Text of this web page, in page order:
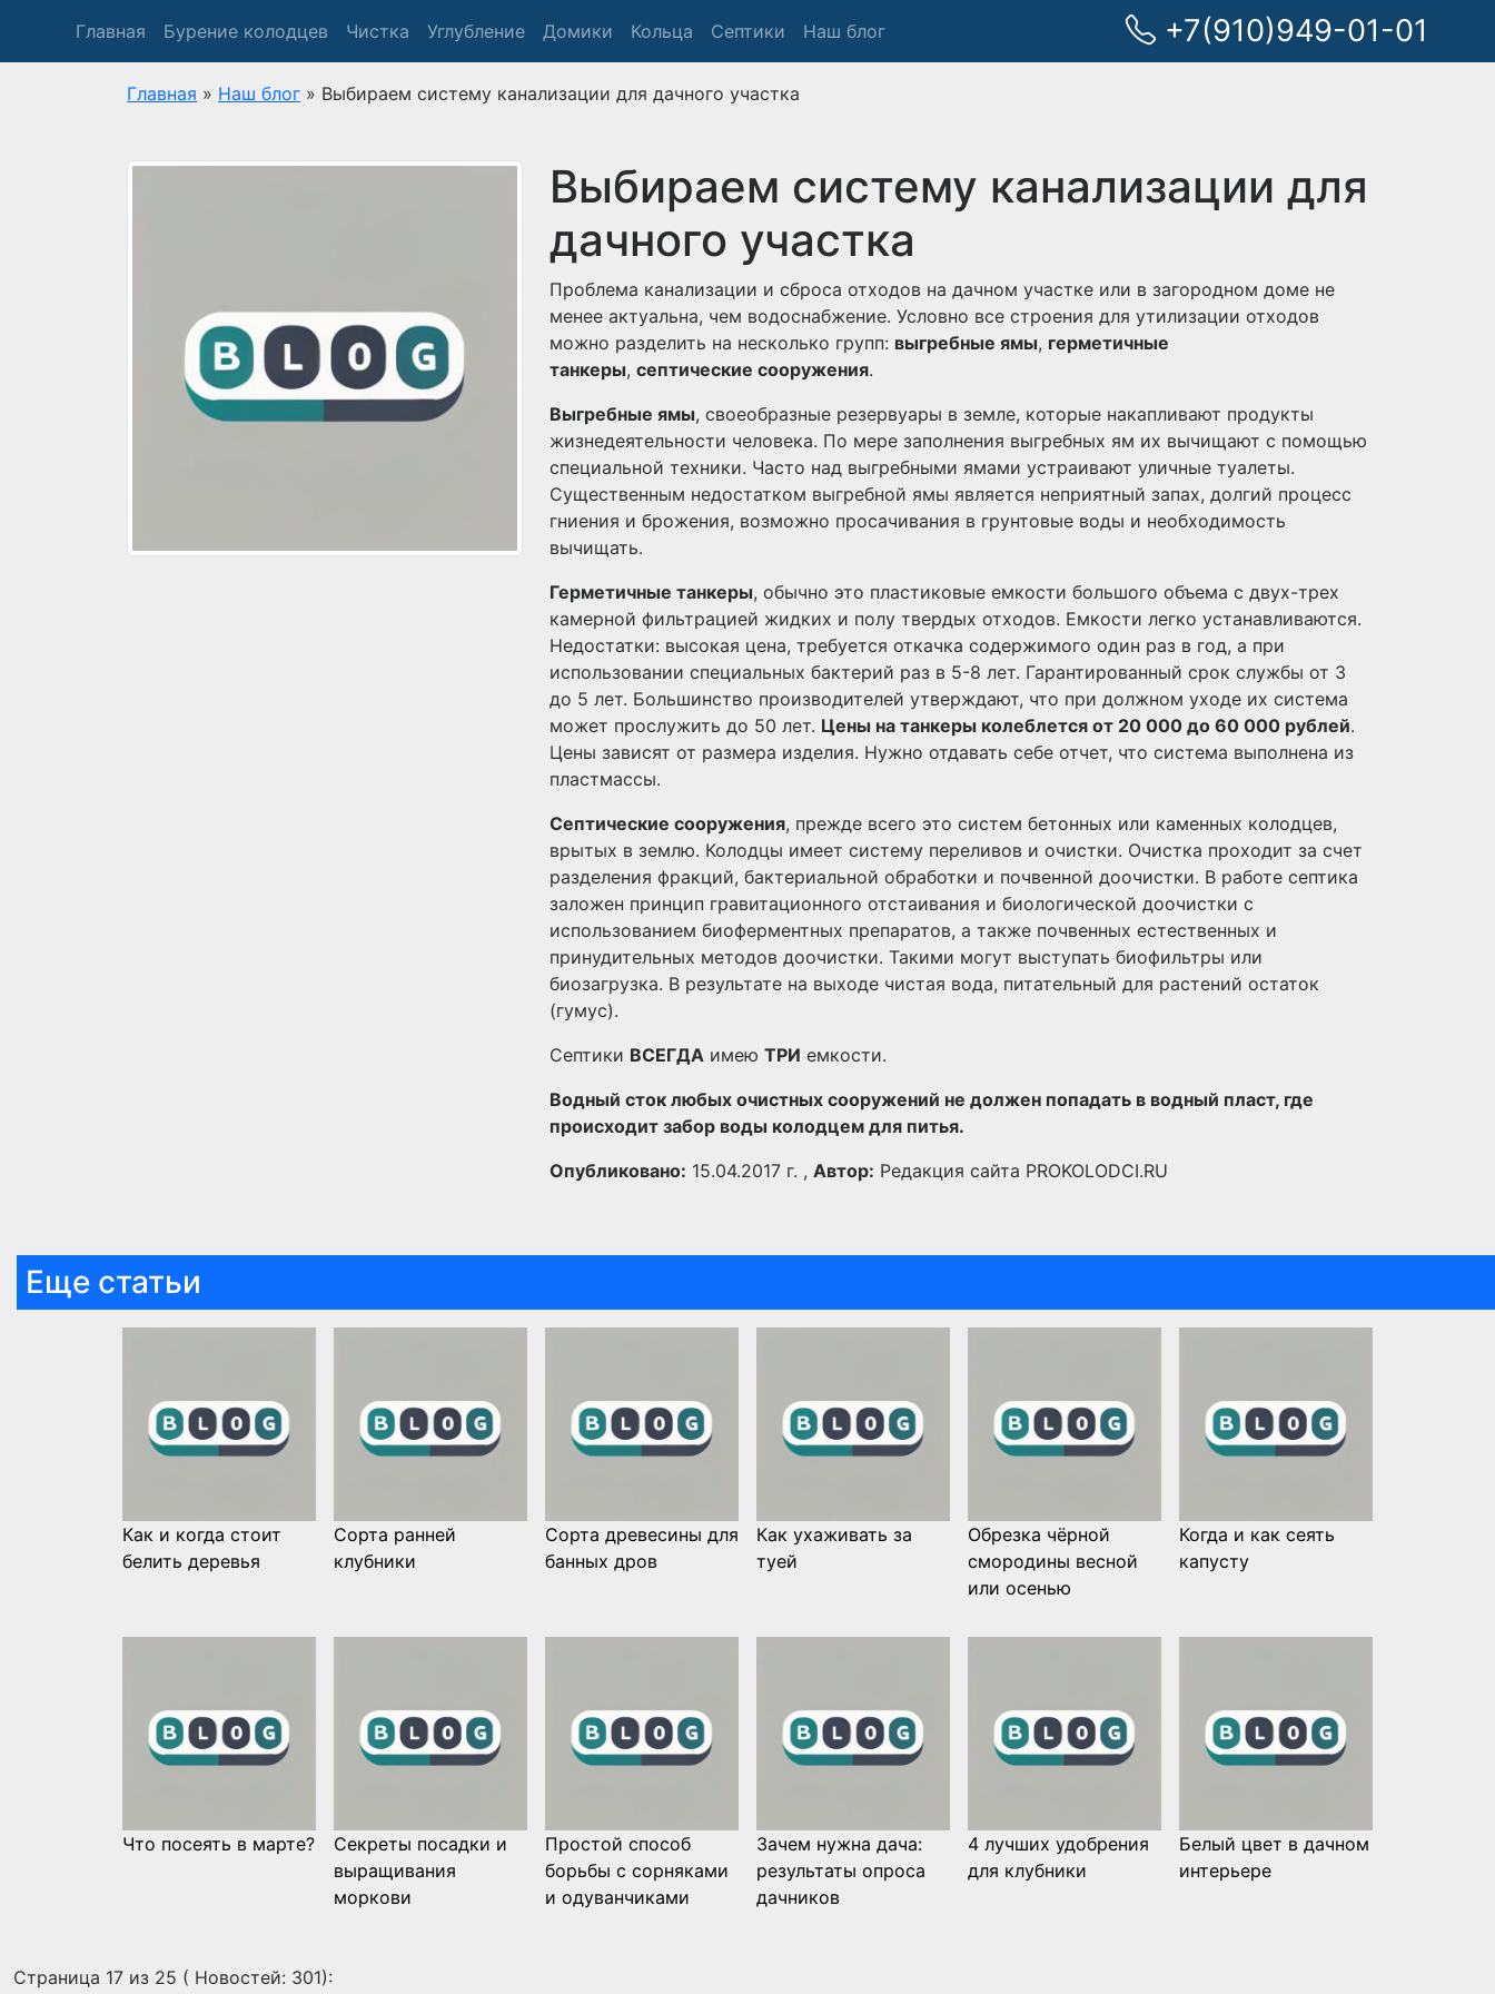
Главная Бурение колодцев Чистка Углубление Домики Кольца Септики Наш блог +7(910)949-01-01
Главная » Наш блог » Выбираем систему канализации для дачного участка
Выбираем систему канализации для
дачного участка
Проблема канализации и сброса отходов на дачном участке или в загородном доме не
менее актуальна, чем водоснабжение. Условно все строения для утилизации отходов
можно разделить на несколько групп: выгребные ямы, герметичные
танкеры, септические сооружения.
Выгребные ямы, своеобразные резервуары в земле, которые накапливают продукты
жизнедеятельности человека. По мере заполнения выгребных ям их вычищают с помощью
специальной техники. Часто над выгребными ямами устраивают уличные туалеты.
Существенным недостатком выгребной ямы является неприятный запах, долгий процесс
гниения и брожения, возможно просачивания в грунтовые воды и необходимость
вычищать.
Герметичные танкеры, обычно это пластиковые емкости большого объема с двух-трех
камерной фильтрацией жидких и полу твердых отходов. Емкости легко устанавливаются.
Недостатки: высокая цена, требуется откачка содержимого один раз в год, а при
использовании специальных бактерий раз в 5-8 лет. Гарантированный срок службы от 3
до 5 лет. Большинство производителей утверждают, что при должном уходе их система
может прослужить до 50 лет. Цены на танкеры колеблется от 20 000 до 60 000 рублей.
Цены зависят от размера изделия. Нужно отдавать себе отчет, что система выполнена из
пластмассы.
Септические сооружения, прежде всего это систем бетонных или каменных колодцев,
врытых в землю. Колодцы имеет систему переливов и очистки. Очистка проходит за счет
разделения фракций, бактериальной обработки и почвенной доочистки. В работе септика
заложен принцип гравитационного отстаивания и биологической доочистки с
использованием биоферментных препаратов, а также почвенных естественных и
принудительных методов доочистки. Такими могут выступать биофильтры или
биозагрузка. В результате на выходе чистая вода, питательный для растений остаток
(гумус).
Септики ВСЕГДА имею ТРИ емкости.
Водный сток любых очистных сооружений не должен попадать в водный пласт, где
происходит забор воды колодцем для питья.
Опубликовано: 15.04.2017 г. , Автор: Редакция сайта PROKOLODCI.RU
Еще статьи
Как и когда стоит
белить деревья
Сорта ранней
клубники
Сорта древесины для
банных дров
Как ухаживать за
туей
Обрезка чёрной
смородины весной
или осенью
Когда и как сеять
капусту
Что посеять в марте?
Секреты посадки и
выращивания
моркови
Простой способ
борьбы с сорняками
и одуванчиками
Зачем нужна дача:
результаты опроса
дачников
4 лучших удобрения
для клубники
Белый цвет в дачном
интерьере
Страница 17 из 25 ( Новостей: 301):